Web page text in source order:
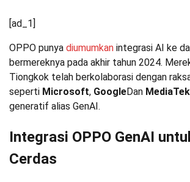
[ad_1]
OPPO punya diumumkan integrasi AI ke
bermereknya pada akhir tahun 2024.
Tiongkok telah berkolaborasi dengan
seperti Microsoft, GoogleDan MediaTek
generatif alias GenAI.
Integrasi OPPO GenAI
Cerdas